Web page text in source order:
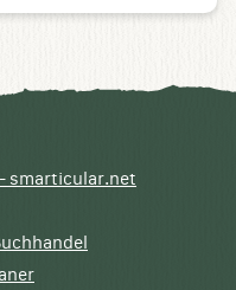
smarticular.net